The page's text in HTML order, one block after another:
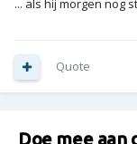
... als hij morgen nog
Quote
Doe mee aan